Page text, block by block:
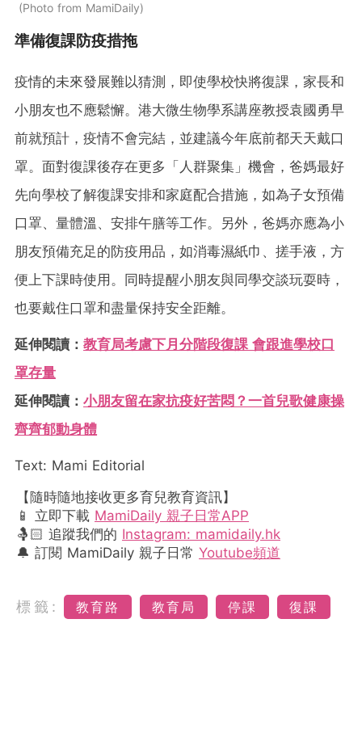
Photo from MamiDaily
準備復課防疫措拖
疫情的未來發展難以猜測，即使學校快將復課，家長和
小朋友也不應鬆懈。港大微生物學系講座教授袁國勇早
前就預計，疫情不會完結，並建議今年底前都天天戴口
罩。面對復課後存在更多「人群聚集」機會，爸媽最好
先向學校了解復課安排和家庭配合措施，如為子女預備
口罩、量體溫、安排午膳等工作。另外，爸媽亦應為小
朋友預備充足的防疫用品，如消毒濕紙巾、搓手液，方
便上下課時使用。同時提醒小朋友與同學交談玩耍時，
也要戴住口罩和盡量保持安全距離。
延伸閱讀： 教育局考慮下月分階段復課 會跟進學校口
罩存量
延伸閱讀： 小朋友留在家抗疫好苦悶？一首兒歌健康操
齊齊郁動身體
Text: Mami Editorial
【隨時隨地接收更多育兒教育資訊】
📱 立即下載 MamiDaily 親子日常APP
🤱🏻 追蹤我們的 Instagram: mamidaily.hk
🔔 訂閱 MamiDaily 親子日常 Youtube頻道
標籤: 教育路 教育局 停課 復課